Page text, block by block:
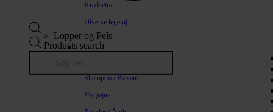
Kradsetræ
Diverse legetøj
Lopper og Pels
Shampoo / Balsam
Hygiejne
Products search